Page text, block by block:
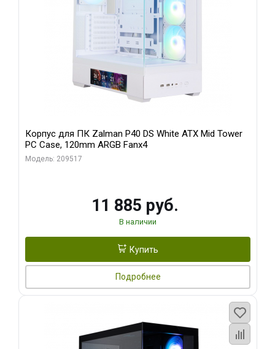
Корпус для ПК Zalman P40 DS White ATX Mid Tower
PC Case, 120mm ARGB Fanx4
Модель: 209517
11 885 руб.
В наличии
Купить
Подробнее